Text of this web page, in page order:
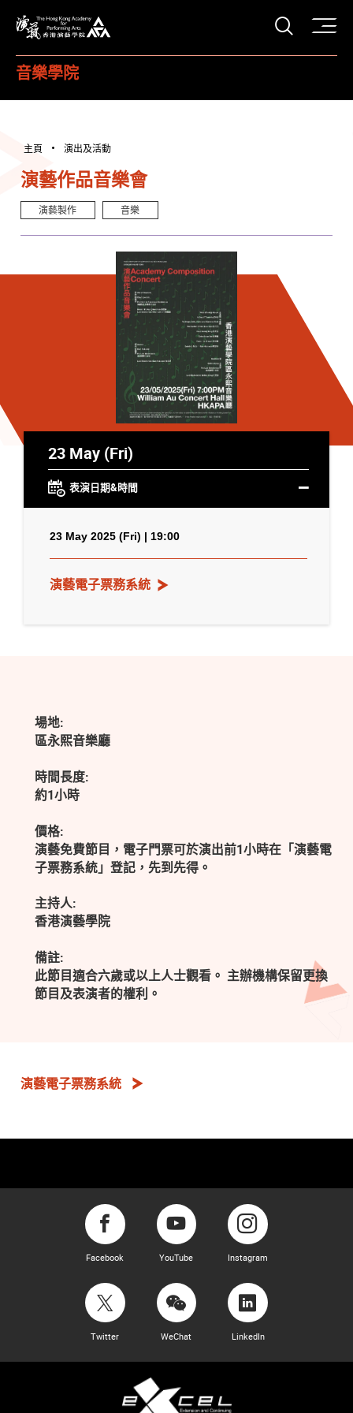
打開
音樂學院
主頁 演出及活動
演藝作品音樂會
演藝製作 音樂
23 May (Fri)
表演日期&時間
23 May 2025 (Fri) | 19:00
演藝電子票務系統
場地:
區永熙音樂廳
時間長度:
約1小時
價格:
演藝免費節目，電子門票可於演出前1小時在「演藝電
子票務系統」登記，先到先得。
主持人:
香港演藝學院
備註:
此節目適合六歲或以上人士觀看。 主辦機構保留更換
節目及表演者的權利。
演藝電子票務系統
Facebook YouTube Instagram
Twitter WeChat LinkedIn